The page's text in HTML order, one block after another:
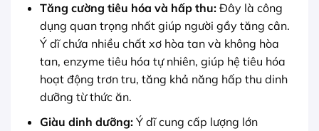
Tăng cường tiêu hóa và hấp thu:Đây là công
dụng quan trọng nhất giúp người gầy tăng cân.
Ý dĩ chứa nhiều chất xơ hòa tan và không hòa
tan, enzyme tiêu hóa tự nhiên, giúp hệ tiêu hóa
hoạt động trơn tru, tăng khả năng hấp thu dinh
dưỡng từ thức ăn.
Giàu dinh dưỡng:Ý dĩ cung cấp lượng lớn